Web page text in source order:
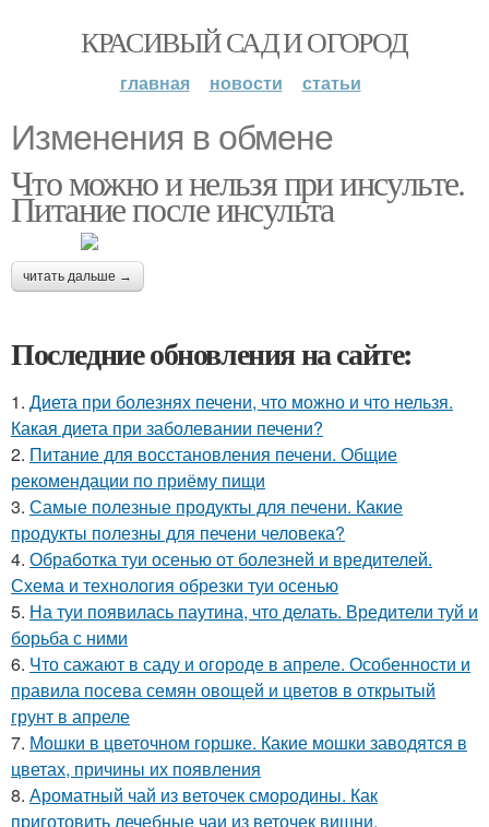
КРАСИВЫЙ САД И ОГОРОД
главная новости статьи
Изменения в обмене
Что можно и нельзя при инсульте.
Питание после инсульта
читать дальше →
Последние обновления на сайте:
1. Диета при болезнях печени, что можно и что нельзя.
Какая диета при заболевании печени?
2. Питание для восстановления печени. Общие
рекомендации по приёму пищи
3. Самые полезные продукты для печени. Какие
продукты полезны для печени человека?
4. Обработка туи осенью от болезней и вредителей.
Схема и технология обрезки туи осенью
5. На туи появилась паутина, что делать. Вредители туй и
борьба с ними
6. Что сажают в саду и огороде в апреле. Особенности и
правила посева семян овощей и цветов в открытый
грунт в апреле
7. Мошки в цветочном горшке. Какие мошки заводятся в
цветах, причины их появления
8. Ароматный чай из веточек смородины. Как
приготовить лечебные чаи из веточек вишни,